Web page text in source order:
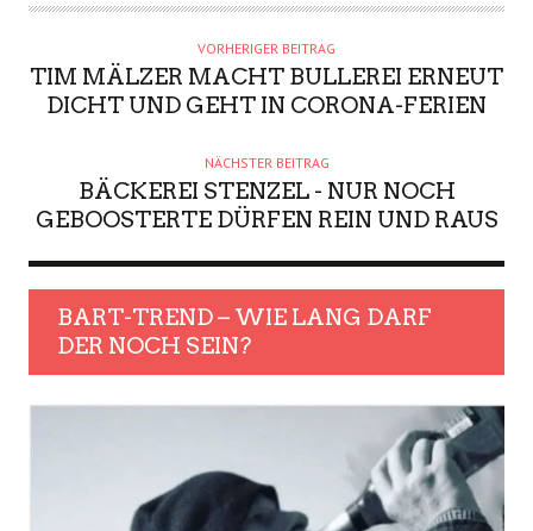
VORHERIGER BEITRAG
TIM MÄLZER MACHT BULLEREI ERNEUT
DICHT UND GEHT IN CORONA-FERIEN
NÄCHSTER BEITRAG
BÄCKEREI STENZEL - NUR NOCH
GEBOOSTERTE DÜRFEN REIN UND RAUS
BART-TREND – WIE LANG DARF
DER NOCH SEIN?